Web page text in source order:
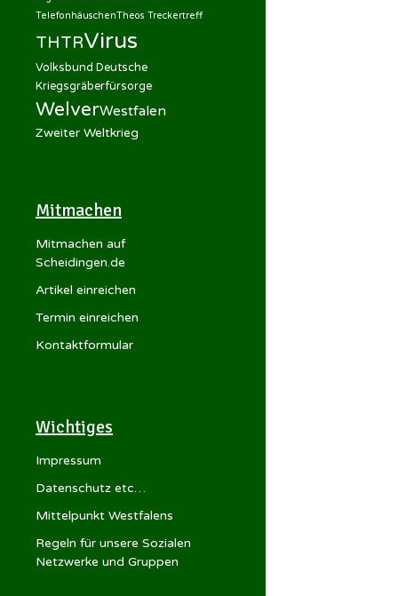
TelefonhäuschenTheos Treckertreff
THTRVirus
Volksbund Deutsche
Kriegsgräberfürsorge
WelverWestfalen
Zweiter Weltkrieg
Mitmachen
Mitmachen auf
Scheidingen.de
Artikel einreichen
Termin einreichen
Kontaktformular
Wichtiges
Impressum
Datenschutz etc…
Mittelpunkt Westfalens
Regeln für unsere Sozialen
Netzwerke und Gruppen